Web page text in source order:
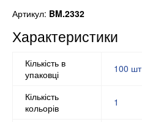
Артикул: BM.2332
Характеристики
Кількість в
упаковці
100 шт
Кількість
кольорів
1